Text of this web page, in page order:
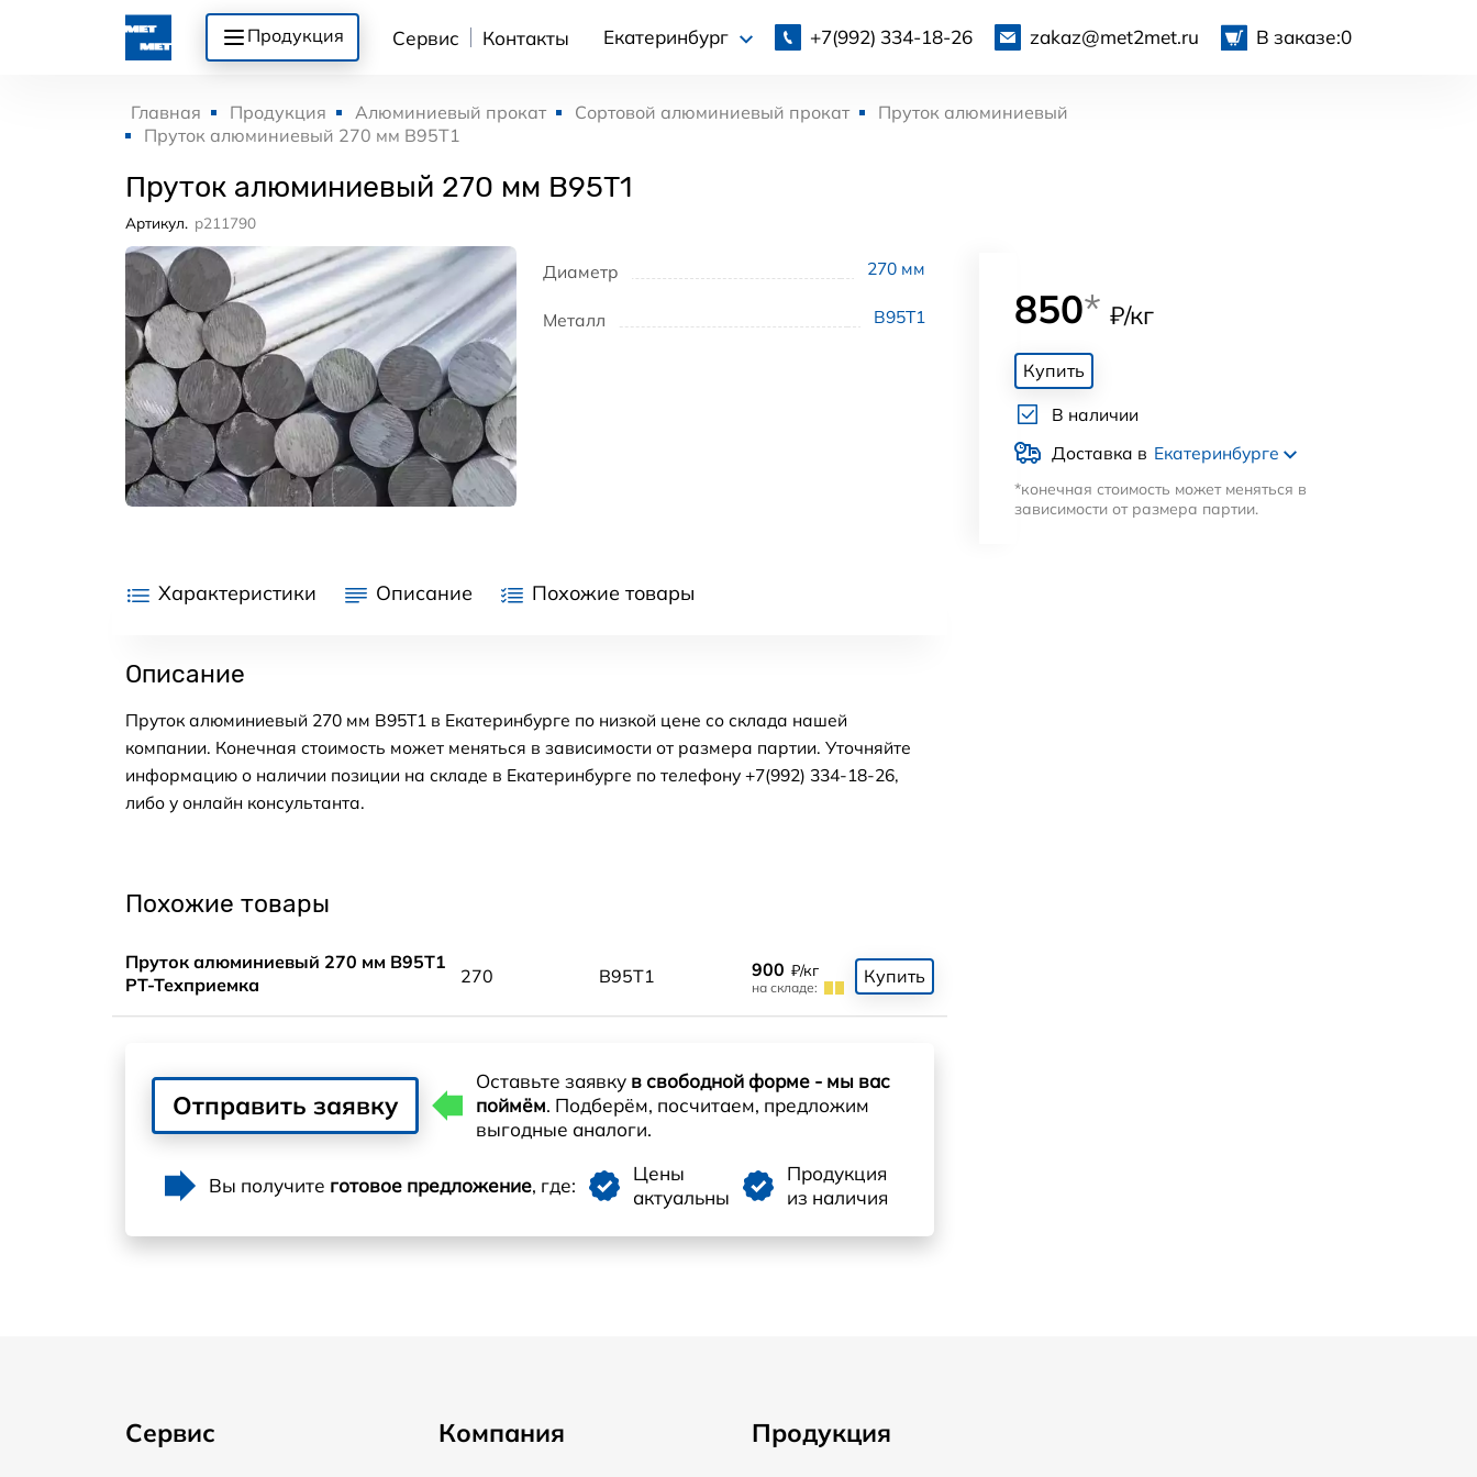
Продукция Сервис Контакты Екатеринбург +7(992) 334-18-26 zakaz@met2met.ru В заказе:0
Главная Продукция Алюминиевый прокат Сортовой алюминиевый прокат
Пруток алюминиевый
Пруток алюминиевый 270 мм В95Т1
Пруток алюминиевый 270 мм В95Т1
Артикул. p211790
Диаметр 270 мм
Металл В95Т1 850* ₽/кг
Купить
В наличии
Доставка в Екатеринбурге
*конечная стоимость может меняться в
зависимости от размера партии.
Характеристики Описание Похожие товары
Описание
Пруток алюминиевый 270 мм В95Т1 в Екатеринбурге по низкой цене со склада нашей
компании. Конечная стоимость может меняться в зависимости от размера партии. Уточняйте
информацию о наличии позиции на складе в Екатеринбурге по телефону +7(992) 334-18-26,
либо у онлайн консультанта.
Похожие товары
Пруток алюминиевый 270 мм В95Т1
РТ-Техприемка
270 В95Т1 900 ₽/кг
на складе:
Купить
Отправить заявку
Оставьте заявку в свободной форме - мы вас
поймём. Подберём, посчитаем, предложим
выгодные аналоги.
Вы получите готовое предложение, где:
Цены
актуальны
Продукция
из наличия
Сервис Компания Продукция